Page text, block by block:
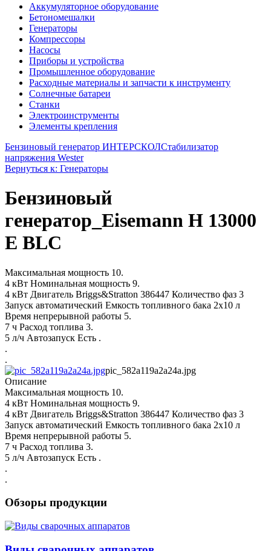
Аккумуляторное оборудование
Бетономешалки
Генераторы
Компрессоры
Насосы
Приборы и устройства
Промышленное оборудование
Расходные материалы и запчасти к инструменту
Солнечные батареи
Станки
Электроинструменты
Элементы крепления
Бензиновый генератор ИНТЕРСКОЛСтабилизатор
напряжения Wester
Вернуться к: Генераторы
Бензиновый
генератор_Eisemann H 13000
E BLC
Максимальная мощность 10.
4 кВт Номинальная мощность 9.
4 кВт Двигатель Briggs&Stratton 386447 Количество фаз 3
Запуск автоматический Емкость топливного бака 2х10 л
Время непрерывной работы 5.
7 ч Расход топлива 3.
5 л/ч Автозапуск Есть .
.
.
pic_582a119a2a24a.jpg
Описание
Максимальная мощность 10.
4 кВт Номинальная мощность 9.
4 кВт Двигатель Briggs&Stratton 386447 Количество фаз 3
Запуск автоматический Емкость топливного бака 2х10 л
Время непрерывной работы 5.
7 ч Расход топлива 3.
5 л/ч Автозапуск Есть .
.
.
Обзоры продукции